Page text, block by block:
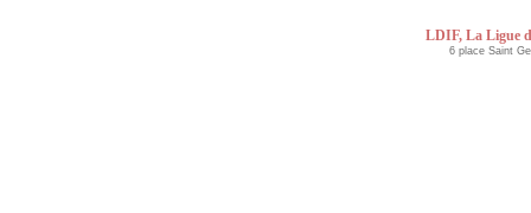
LDIF, La Ligue
6 place Saint